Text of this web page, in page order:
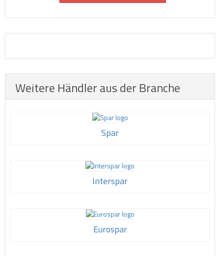
Weitere Händler aus der Branche
Spar
Interspar
Eurospar